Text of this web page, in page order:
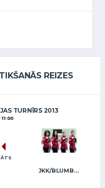
REIZES
TURNĪRS 2013
11:00
JKK/BLUMBERGA-BĒRZIŅA